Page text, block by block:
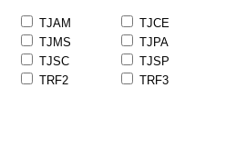
TJAM
TJCE
TJMS
TJPA
TJSC
TJSP
TRF2
TRF3